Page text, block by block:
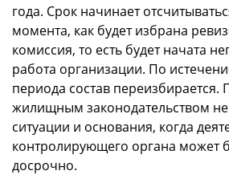
года. Срок начинает
момента, как будет избрана
комиссия, то есть будет начата
работа организации. По
периода состав переизбирается.
жилищным законодательством
ситуации и основания, когда
контролирующего органа может
досрочно.